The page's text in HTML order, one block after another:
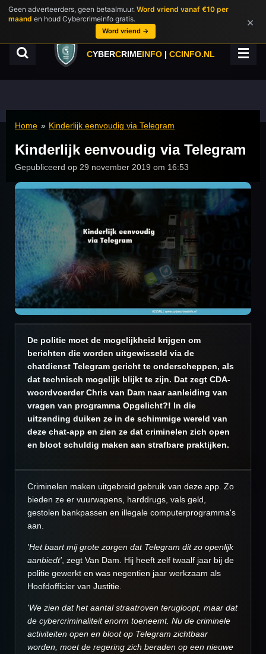
Geen adverteerders, geen betaalmuur. Word vriend vanaf €10 per
maand en houd Cybercrimeinfo gratis.
Word vriend →
×
Ga
direct
hoofdinhoud
CYBERCRIMEINFO | CCINFO.NL
Home » Kinderlijk eenvoudig via Telegram
Kinderlijk eenvoudig via Telegram
Gepubliceerd op 29 november 2019 om 16:53
De politie moet de mogelijkheid krijgen om
berichten die worden uitgewisseld via de
chatdienst Telegram gericht te onderscheppen, als
dat technisch mogelijk blijkt te zijn. Dat zegt CDA-
woordvoerder Chris van Dam naar aanleiding van
vragen van programma Opgelicht?! In die
uitzending duiken ze in de schimmige wereld van
deze chat-app en zien ze dat criminelen zich open
en bloot schuldig maken aan strafbare praktijken.
Criminelen maken uitgebreid gebruik van deze app. Zo
bieden ze er vuurwapens, harddrugs, vals geld,
gestolen bankpassen en illegale computerprogramma's
aan.
'Het baart mij grote zorgen dat Telegram dit zo openlijk
aanbiedt', zegt Van Dam. Hij heeft zelf twaalf jaar bij de
politie gewerkt en was negentien jaar werkzaam als
Hoofdofficier van Justitie.
'We zien dat het aantal straatroven terugloopt, maar dat
de cybercriminaliteit enorm toeneemt. Nu de criminele
activiteiten open en bloot op Telegram zichtbaar
worden, moet de regering zich beraden op een nieuwe